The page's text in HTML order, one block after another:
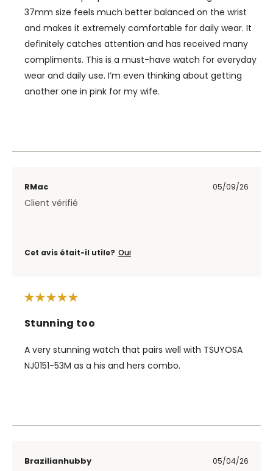
37mm size feels much better balanced on the wrist
and makes it extremely comfortable for daily wear. It
definitely catches attention and has received many
compliments. This is a must-have watch for everyday
wear and daily use. I’m even thinking about getting
another one in pink for my wife.
RMac 05/09/26
Client vérifié
Cet avis était-il utile? Oui
Stunning too
A very stunning watch that pairs well with TSUYOSA
NJ0151-53M as a his and hers combo.
Brazilianhubby 05/04/26